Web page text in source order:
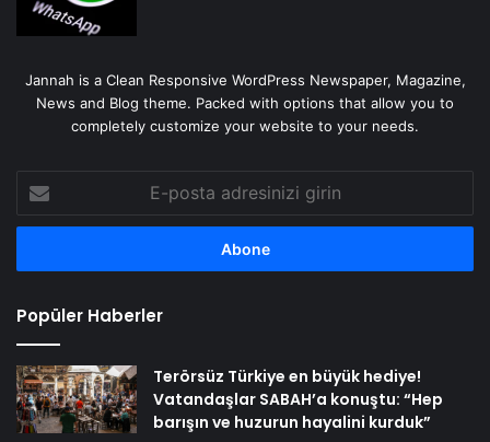
Jannah is a Clean Responsive WordPress Newspaper, Magazine,
News and Blog theme. Packed with options that allow you to
completely customize your website to your needs.
posta
adresinizi
Popüler Haberler
Terörsüz Türkiye en büyük hediye!
Vatandaşlar SABAH’a konuştu: “Hep
barışın ve huzurun hayalini kurduk”